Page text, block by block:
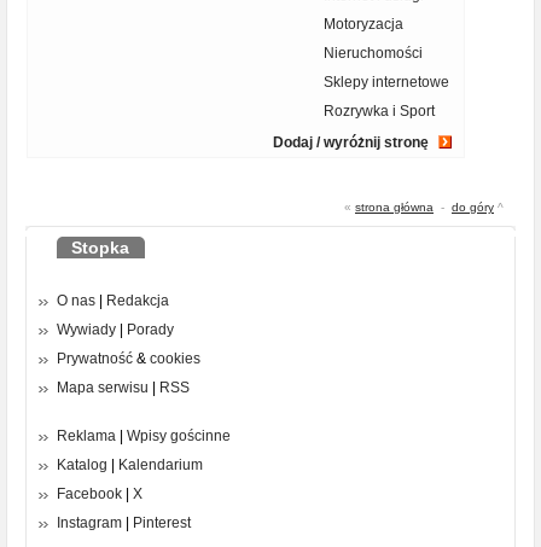
Motoryzacja
Nieruchomości
Sklepy internetowe
Rozrywka i Sport
Dodaj / wyróżnij stronę
« strona główna - do góry ^
Stopka
O nas | Redakcja
Wywiady | Porady
Prywatność & cookies
Mapa serwisu | RSS
Reklama | Wpisy gościnne
Katalog | Kalendarium
Facebook | X
Instagram | Pinterest